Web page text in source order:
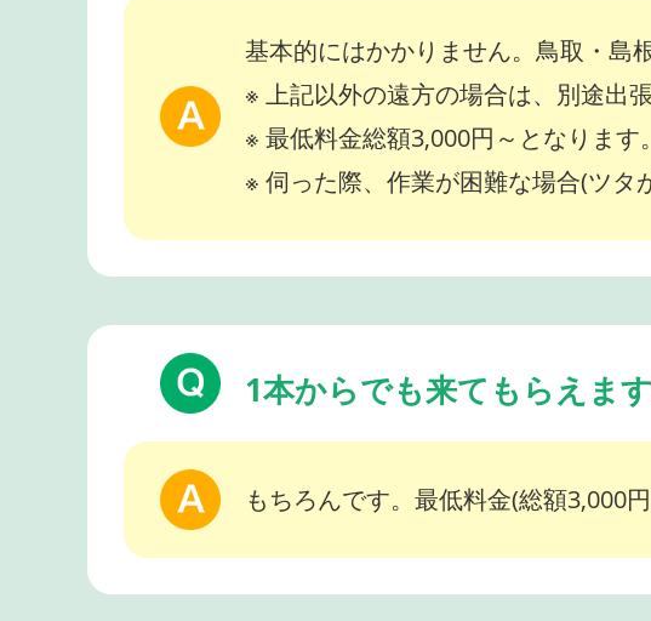
基本的にはかかりません。鳥取・島
※ 上記以外の遠方の場合は、別途出
※ 最低料金総額3,000円～となります。
※ 伺った際、作業が困難な場合(ツタ
1本からでも来てもらえま
もちろんです。最低料金(総額3,000